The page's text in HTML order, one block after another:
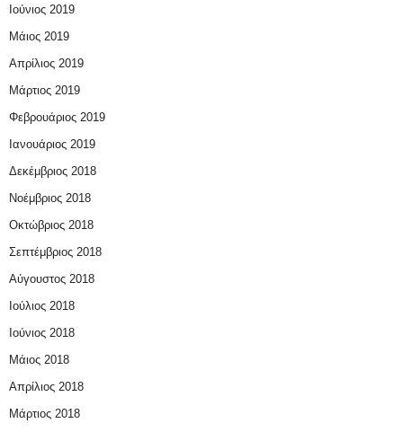
Ιούνιος 2019
Μάιος 2019
Απρίλιος 2019
Μάρτιος 2019
Φεβρουάριος 2019
Ιανουάριος 2019
Δεκέμβριος 2018
Νοέμβριος 2018
Οκτώβριος 2018
Σεπτέμβριος 2018
Αύγουστος 2018
Ιούλιος 2018
Ιούνιος 2018
Μάιος 2018
Απρίλιος 2018
Μάρτιος 2018